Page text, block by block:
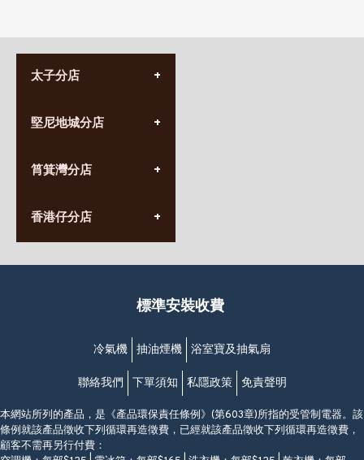
太子分店
營業時間:
九龍太子太子道西141號
堅尼地城分店
營業時間:
香港堅尼地城卑路乍街
(堅尼地城地鐵站B出口)
筲箕灣分店
營業時間:
(10:00am-20:30pm)
香港仔分店
營業時間:
香港香港仔成都道20-28號
(黃竹坑地鐵站轉4M專線小巴)
標準安裝收費
冷氣機 抽油煙機 浴室寶及抽氣扇
聯絡我們 下單須知 私隱政策 免責聲明
本網站所列的產品，是《產品環保責任條例》(第603章)所指的受管制電器。該
條例就該產品徵收下列循環再造徵費，已經就該產品徵收下列循環再造徵費，
顧客不需再另行付費：